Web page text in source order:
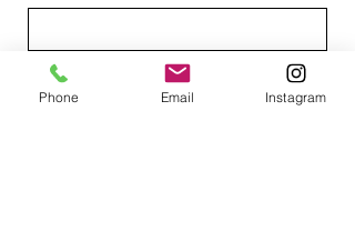
Email
Phone Email Instagram